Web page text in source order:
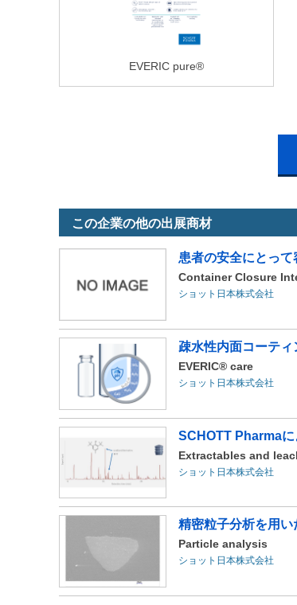
EVERIC pure®
この企業の他の出展商材
患者の安全にとっ
Container Closure
ショット日本株式会社
疎水性内面コーテ
EVERIC® care
ショット日本株式会社
SCHOTT Pharma
Extractables and
ショット日本株式会社
精密粒子分析を用
Particle analysis
ショット日本株式会社